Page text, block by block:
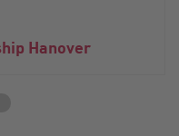
Hanover